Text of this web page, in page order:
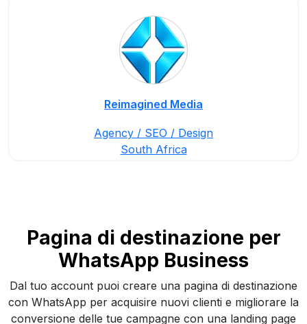
Reimagined Media
Agency / SEO / Design
South Africa
Pagina di destinazione per
WhatsApp Business
Dal tuo account puoi creare una pagina di destinazione
con WhatsApp per acquisire nuovi clienti e migliorare la
conversione delle tue campagne con una landing page